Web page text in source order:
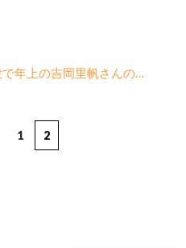
年上の吉岡里帆さんの…
1 2